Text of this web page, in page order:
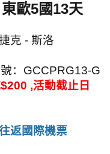
歐5國13天
克 -斯洛
： GCCPRG13-G
$200 ,活動截止日
返國際機票